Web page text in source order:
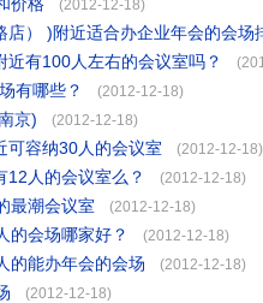
(2012-12-18)
店） )附近适合办企业年会的会场
有100人左右的会议室吗？
有哪些？ (2012-12-18)
京) (2012-12-18)
可容纳30人的会议室 (2012-12-18)
12人的会议室么？ (2012-12-18)
最潮会议室 (2012-12-18)
的会场哪家好？ (2012-12-18)
的能办年会的会场 (2012-12-18)
(2012-12-18)